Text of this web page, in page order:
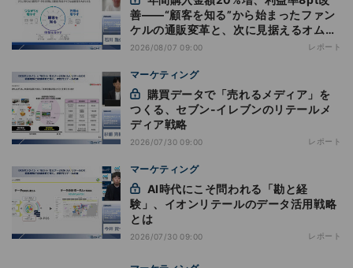
善——“顧客を知る”から始まったファン
ケルの通販変革と、次に見据えるオムニ
チャネル
2026/08/07 09:00 レポート
マーケティング
つくる、セブン-イレブンのリテールメ
ディア戦略
2026/07/30 09:00 レポート
マーケティング
験」、イオンリテールのデータ活用戦略
とは
2026/07/30 09:00 レポート